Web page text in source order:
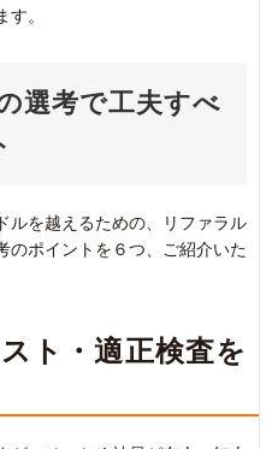
。
選考で工夫すべ
ルを越えるための、リファラル
のポイントを６つ、ご紹介いた
ト・適正検査を